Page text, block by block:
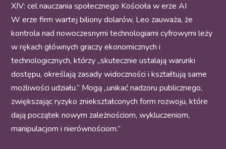
XIV: cel nauczania społecznego Kościoła w erze AI
W erze firm wartej biliony dolarów, Leo zauważa, że
kontrola nad nowoczesnymi technologiami cyfrowymi leży
w rękach głównych graczy ekonomicznych i
technologicznych, którzy „skutecznie ustalają warunki
dostępu, określają zasady widoczności i kształtują same
możliwości udziału.” Mogą „unikać nadzoru publicznego,
zwiększając ryzyko zniekształconych form rozwoju, które
dają początek nowym zależnościom, wykluczeniom,
manipulacjom i nierównościom.”